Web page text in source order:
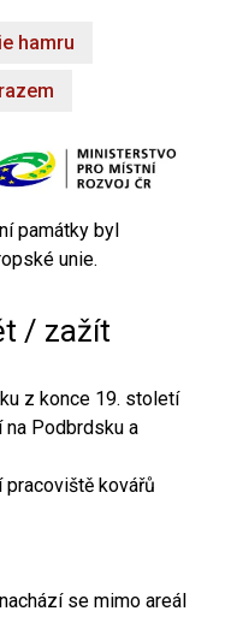
hamru
památky byl
unie.
/ zažít
z konce 19. století
Podbrdsku a
pracoviště kovářů
se mimo areál